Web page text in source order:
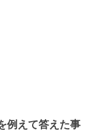
例えて答えた事